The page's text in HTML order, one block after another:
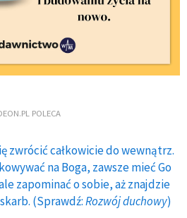
POLECA
zwrócić całkowicie do wewnątrz.
na Boga, zawsze mieć Go
zapominać o sobie, aż znajdzie
(Sprawdź:Rozwój duchowy)